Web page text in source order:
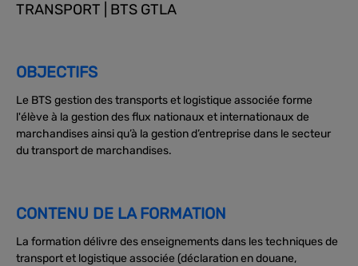
TRANSPORT | BTS GTLA
OBJECTIFS
Le BTS gestion des transports et logistique associée forme
l'élève à la gestion des flux nationaux et internationaux de
marchandises ainsi qu’à la gestion d’entreprise dans le secteur
du transport de marchandises.
CONTENU DE LA FORMATION
La formation délivre des enseignements dans les techniques de
transport et logistique associée (déclaration en douane,